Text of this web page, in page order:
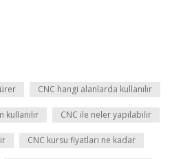
CNC hangi alanlarda kullanılır
kullanılır CNC ile neler yapılabilir
CNC kursu fiyatları ne kadar